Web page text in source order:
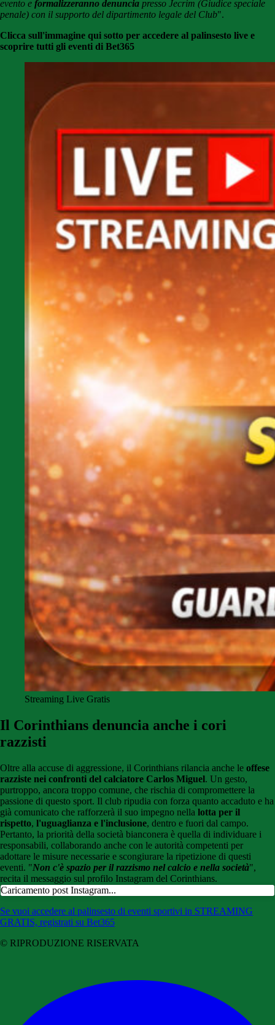
evento e formalizzeranno denuncia presso Jecrim (Giudice speciale
penale) con il supporto del dipartimento legale del Club".
Clicca sull'immagine qui sotto per accedere al palinsesto live e
scoprire tutti gli eventi di Bet365
Streaming Live Gratis
Il Corinthians denuncia anche i cori
razzisti
Oltre alla accuse di aggressione, il Corinthians rilancia anche le offese
razziste nei confronti del calciatore Carlos Miguel. Un gesto,
purtroppo, ancora troppo comune, che rischia di compromettere la
passione di questo sport. Il club ripudia con forza quanto accaduto e ha
già comunicato che rafforzerà il suo impegno nella lotta per il
rispetto, l'uguaglianza e l'inclusione, dentro e fuori dal campo.
Pertanto, la priorità della società bianconera è quella di individuare i
responsabili, collaborando anche con le autorità competenti per
adottare le misure necessarie e scongiurare la ripetizione di questi
eventi. "Non c'è spazio per il razzismo nel calcio e nella società",
recita il messaggio sul profilo Instagram del Corinthians.
Caricamento post Instagram...
Se vuoi accedere al palinsesto di eventi sportivi in STREAMING
GRATIS, registrati su Bet365
© RIPRODUZIONE RISERVATA